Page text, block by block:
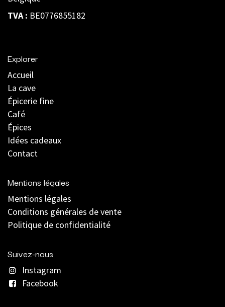
TVA : BE0776855182
Explorer
Accueil
La cave
Épicerie fine
Café
Épices
Idées cadeaux
Contact
Mentions légales
Mentions légales
Conditions générales de vente
Politique de confidentialité
Suivez-nous
Instagram
Facebook